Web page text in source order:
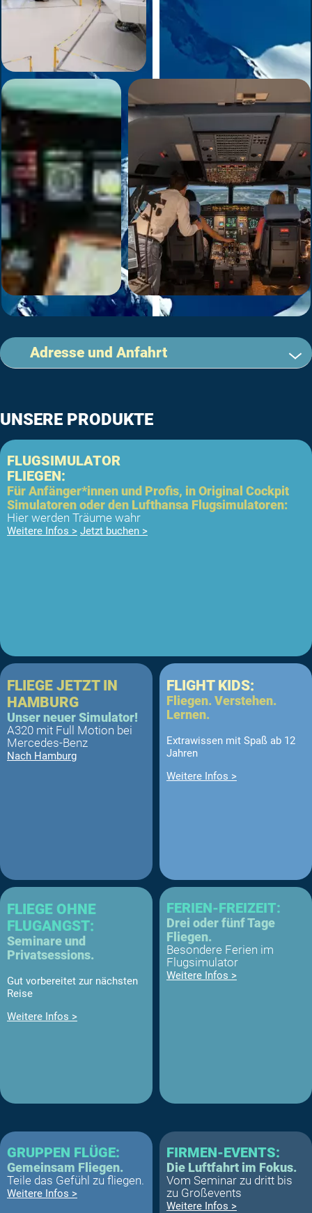
Adresse und Anfahrt
UNSERE PRODUKTE
FLUGSIMULATOR
FLIEGEN:
Für Anfänger*innen und Profis, in Original Cockpit
Simulatoren oder den Lufthansa Flugsimulatoren:
Hier werden Träume wahr
Weitere Infos > Jetzt buchen >
FLIEGE JETZT IN
HAMBURG
Unser neuer Simulator!
A320 mit Full Motion bei
Mercedes-Benz
Nach Hamburg
FLIGHT KIDS:
Fliegen. Verstehen.
Lernen.
Extrawissen mit Spaß ab 12
Jahren
Weitere Infos >
FLIEGE OHNE
FLUGANGST:
Seminare und
Privatsessions.
Gut vorbereitet zur nächsten
Reise
Weitere Infos >
FERIEN-FREIZEIT:
Drei oder fünf Tage
Fliegen.
Besondere Ferien im
Flugsimulator
Weitere Infos >
GRUPPEN FLÜGE:
Gemeinsam Fliegen.
Teile das Gefühl zu fliegen.
Weitere Infos >
FIRMEN-EVENTS:
Die Luftfahrt im Fokus.
Vom Seminar zu dritt bis
zu Großevents
Weitere Infos >